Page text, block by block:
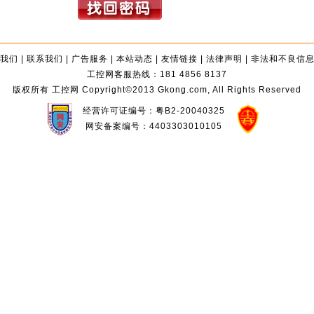
们 | 联系我们 | 广告服务 | 本站动态 | 友情链接 | 法律声明 | 非法和不良信
工控网客服热线：181 4856 8137
版权所有 工控网 Copyright©2013 Gkong.com, All Rights Reserved
经营许可证编号：粤B2-20040325
网安备案编号：4403303010105